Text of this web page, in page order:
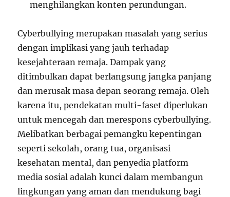
menghilangkan konten perundungan.
Cyberbullying merupakan masalah yang serius
dengan implikasi yang jauh terhadap
kesejahteraan remaja. Dampak yang
ditimbulkan dapat berlangsung jangka panjang
dan merusak masa depan seorang remaja. Oleh
karena itu, pendekatan multi-faset diperlukan
untuk mencegah dan merespons cyberbullying.
Melibatkan berbagai pemangku kepentingan
seperti sekolah, orang tua, organisasi
kesehatan mental, dan penyedia platform
media sosial adalah kunci dalam membangun
lingkungan yang aman dan mendukung bagi